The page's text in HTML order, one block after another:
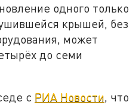
одного только
крышей, без
может
до семи
с РИА Новости, что